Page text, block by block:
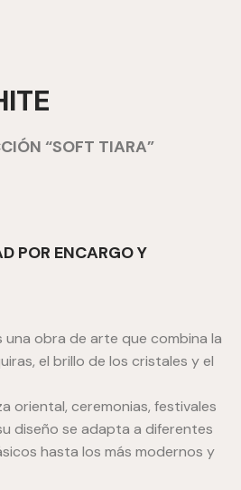
“SOFT TIARA”
POR ENCARGO Y
una obra de arte que combina la
el brillo de los cristales y el
oriental, ceremonias, festivales
diseño se adapta a diferentes
hasta los más modernos y